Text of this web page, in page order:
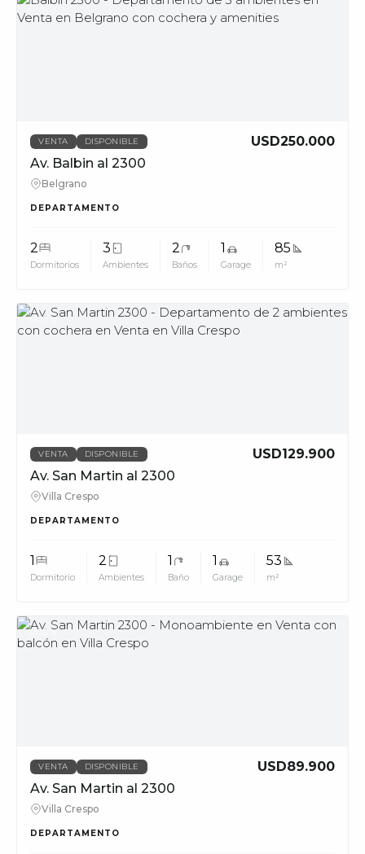
MUV
VENTA DISPONIBLE
USD250.000
Av. Balbin al 2300
Belgrano
DEPARTAMENTO
2
Dormitorios
3
Ambientes
2
Baños
1
Garage
85
m²
MUV
VENTA DISPONIBLE
USD129.900
Av. San Martin al 2300
Villa Crespo
DEPARTAMENTO
1
Dormitorio
2
Ambientes
1
Baño
1
Garage
53
m²
MUV
VENTA DISPONIBLE
USD89.900
Av. San Martin al 2300
Villa Crespo
DEPARTAMENTO